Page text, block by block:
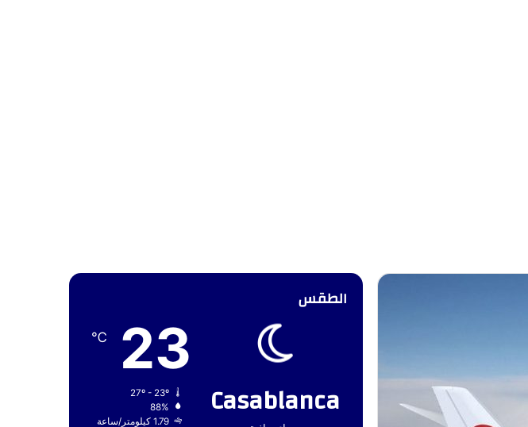
الطقس
Casablanca
23
℃
88%
1.79 كيلومتر/ساعة